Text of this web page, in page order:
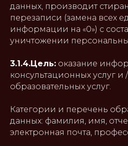
данных, производит
перезаписи (замена всех
информации на «0») с
уничтожении
3.1.4.Цель: оказание
консультационных услуг и
образовательных услуг.
Категории и перечень
данных: фамилия, имя,
электронная почта,